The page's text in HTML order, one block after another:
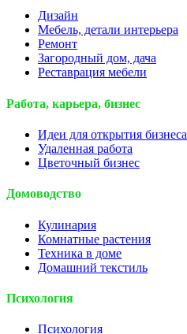
Дизайн
Мебель, детали интерьера
Ремонт
Загородный дом, дача
Реставрация мебели
Работа, карьера, бизнес
Идеи для открытия бизнеса
Удаленная работа
Цветочный бизнес
Домоводство
Кулинария
Комнатные растения
Техника в доме
Домашний текстиль
Психология
Психология